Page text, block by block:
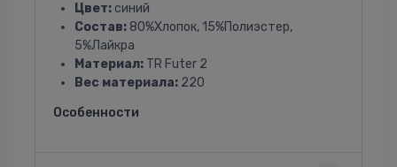
Цвет: синий
Состав: 80%Хлопок, 15%Полиэстер,
5%Лайкра
Материал: TR Futer 2
Вес материала: 220
Особенности